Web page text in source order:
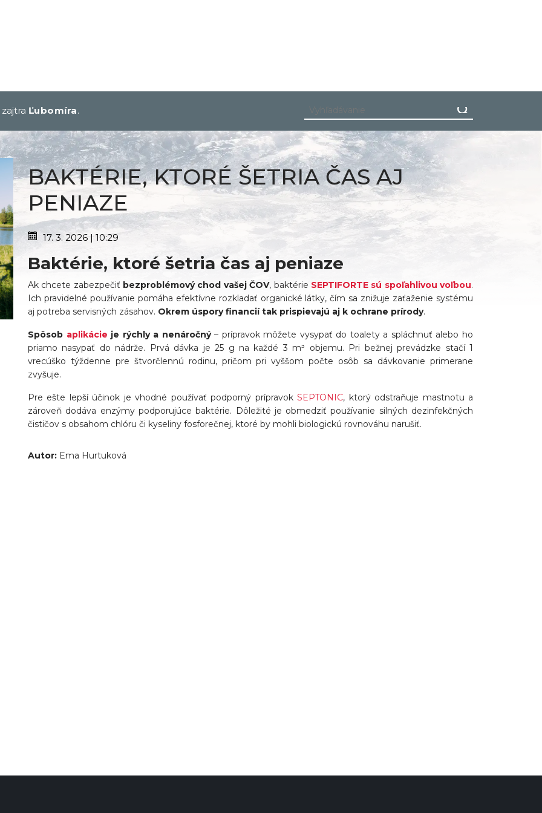
zajtra Ľubomíra.
BAKTÉRIE, KTORÉ ŠETRIA ČAS AJ
PENIAZE
17. 3. 2026 | 10:29
Baktérie, ktoré šetria čas aj peniaze
Ak chcete zabezpečiť bezproblémový chod vašej ČOV, baktérie SEPTIFORTE sú spoľahlivou voľbou.
Ich pravidelné používanie pomáha efektívne rozkladať organické látky, čím sa znižuje zaťaženie systému
aj potreba servisných zásahov. Okrem úspory financií tak prispievajú aj k ochrane prírody.
Spôsob aplikácie je rýchly a nenáročný– prípravok môžete vysypať do toalety a spláchnuť alebo ho
priamo nasypať do nádrže. Prvá dávka je 25 g na každé 3 m³ objemu. Pri bežnej prevádzke stačí 1
vrecúško týždenne pre štvorčlennú rodinu, pričom pri vyššom počte osôb sa dávkovanie primerane
zvyšuje.
Pre ešte lepší účinok je vhodné používať podporný prípravokSEPTONIC, ktorý odstraňuje mastnotu a
zároveň dodáva enzýmy podporujúce baktérie. Dôležité je obmedziť používanie silných dezinfekčných
čističov s obsahom chlóru či kyseliny fosforečnej, ktoré by mohli biologickú rovnováhu narušiť.
Autor: Ema Hurtuková